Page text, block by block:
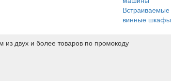
Встраиваемые
винные шкафы
из двух и более товаров по промокоду